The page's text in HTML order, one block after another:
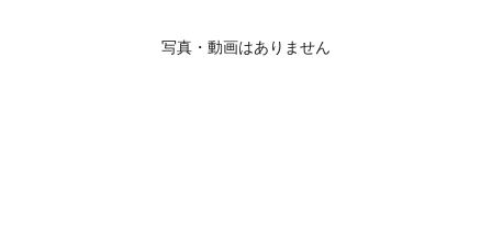
写真・動画はありません